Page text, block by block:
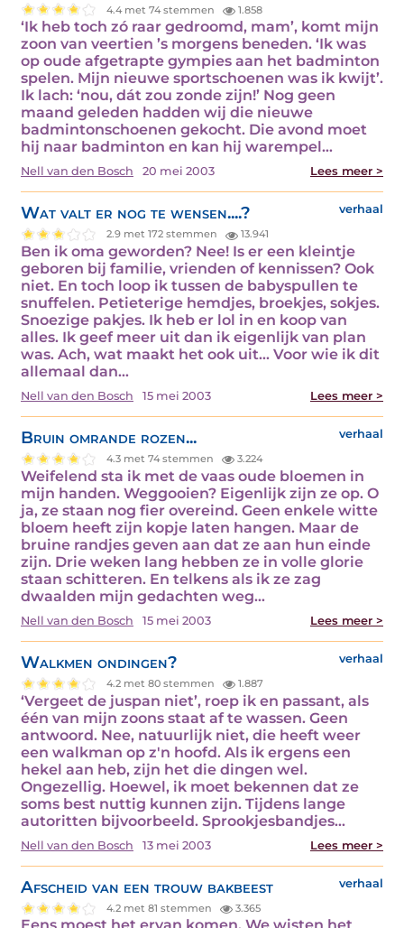
4.4 met 74 stemmen 1.858
‘Ik heb toch zó raar gedroomd, mam’, komt mijn
zoon van veertien ’s morgens beneden. ‘Ik was
op oude afgetrapte gympies aan het badminton
spelen. Mijn nieuwe sportschoenen was ik kwijt’.
Ik lach: ‘nou, dát zou zonde zijn!’ Nog geen
maand geleden hadden wij die nieuwe
badmintonschoenen gekocht. Die avond moet
hij naar badminton en kan hij warempel…
Nell van den Bosch 20 mei 2003 Lees meer >
Wat valt er nog te wensen....? verhaal
2.9 met 172 stemmen 13.941
Ben ik oma geworden? Nee! Is er een kleintje
geboren bij familie, vrienden of kennissen? Ook
niet. En toch loop ik tussen de babyspullen te
snuffelen. Petieterige hemdjes, broekjes, sokjes.
Snoezige pakjes. Ik heb er lol in en koop van
alles. Ik geef meer uit dan ik eigenlijk van plan
was. Ach, wat maakt het ook uit... Voor wie ik dit
allemaal dan…
Nell van den Bosch 15 mei 2003 Lees meer >
Bruin omrande rozen... verhaal
4.3 met 74 stemmen 3.224
Weifelend sta ik met de vaas oude bloemen in
mijn handen. Weggooien? Eigenlijk zijn ze op. O
ja, ze staan nog fier overeind. Geen enkele witte
bloem heeft zijn kopje laten hangen. Maar de
bruine randjes geven aan dat ze aan hun einde
zijn. Drie weken lang hebben ze in volle glorie
staan schitteren. En telkens als ik ze zag
dwaalden mijn gedachten weg…
Nell van den Bosch 15 mei 2003 Lees meer >
Walkmen ondingen? verhaal
4.2 met 80 stemmen 1.887
‘Vergeet de juspan niet’, roep ik en passant, als
één van mijn zoons staat af te wassen. Geen
antwoord. Nee, natuurlijk niet, die heeft weer
een walkman op z'n hoofd. Als ik ergens een
hekel aan heb, zijn het die dingen wel.
Ongezellig. Hoewel, ik moet bekennen dat ze
soms best nuttig kunnen zijn. Tijdens lange
autoritten bijvoorbeeld. Sprookjesbandjes…
Nell van den Bosch 13 mei 2003 Lees meer >
Afscheid van een trouw bakbeest verhaal
4.2 met 81 stemmen 3.365